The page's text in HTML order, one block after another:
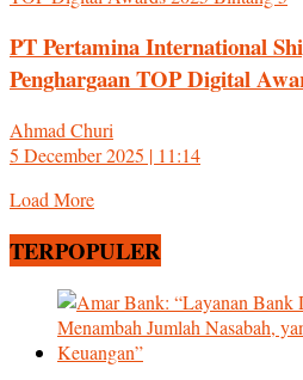
PT Pertamina International
Penghargaan TOP Digital
Ahmad Churi
5 December 2025 | 11:14
Load More
TERPOPULER